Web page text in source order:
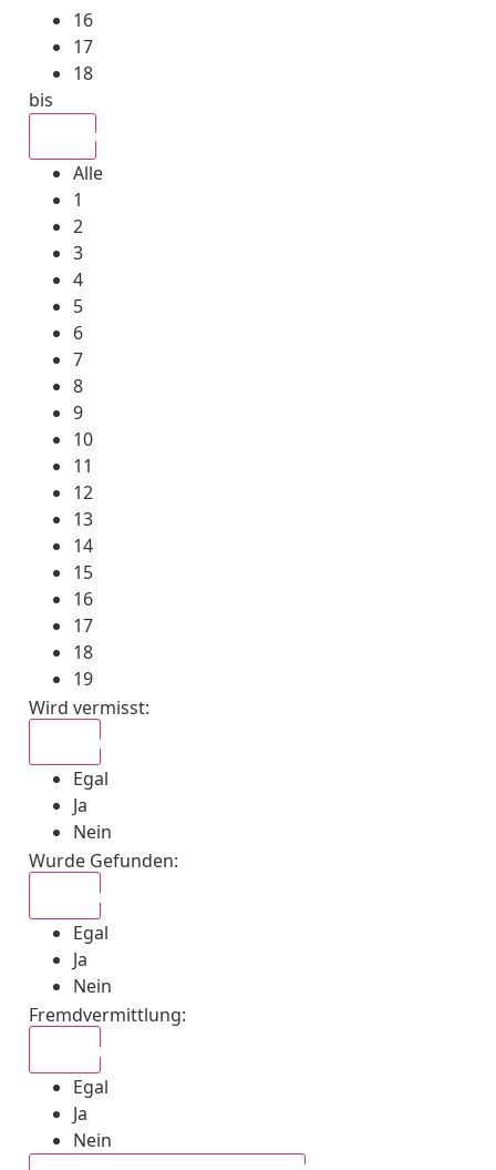
16
17
18
bis
Alle
1
2
3
4
5
6
7
8
9
10
11
12
13
14
15
16
17
18
19
Wird vermisst:
Egal
Ja
Nein
Wurde Gefunden:
Egal
Ja
Nein
Fremdvermittlung:
Egal
Ja
Nein